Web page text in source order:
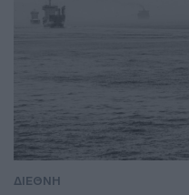
ΔΙΕΘΝΗ